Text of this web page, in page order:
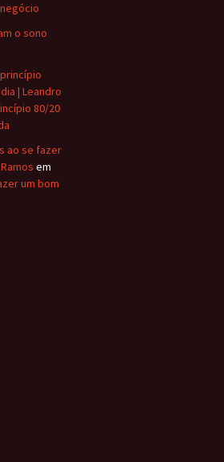
o sono
| Leandro
80/20
ao se fazer
em
um bom